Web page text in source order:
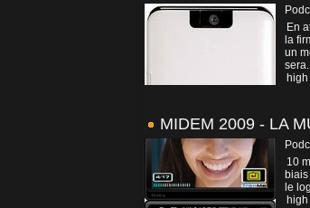
En
la
un
MIDEM 2009 - LA
10
le